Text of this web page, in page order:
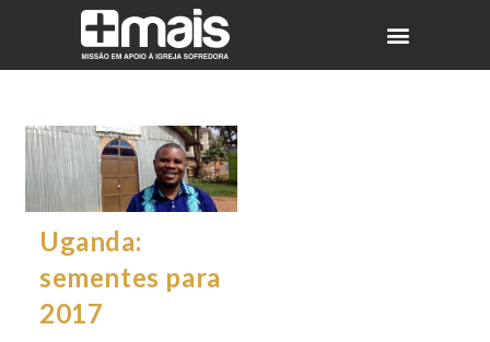
Uganda:
sementes para
2017